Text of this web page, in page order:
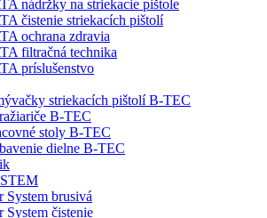
nádržky na striekacie pištole
čistenie striekacích pištolí
ochrana zdravia
filtračná technika
príslušenstvo
striekacích pištolí B-TEC
B-TEC
stoly B-TEC
dielne B-TEC
System brusivá
System čistenie